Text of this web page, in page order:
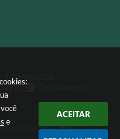
e
ACEITAR
- 19/06/2026
15:11
os direitos